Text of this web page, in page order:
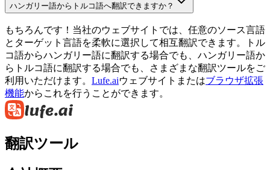
ハンガリー語からトルコ語へ翻訳できますか？
もちろんです！当社のウェブサイトでは、任意のソース言語
とターゲット言語を柔軟に選択して相互翻訳できます。トル
コ語からハンガリー語に翻訳する場合でも、ハンガリー語か
らトルコ語に翻訳する場合でも、さまざまな翻訳ツールをご
利用いただけます。 Lufe.aiウェブサイトまたはブラウザ拡張
機能からこれを行うことができます。
翻訳ツール